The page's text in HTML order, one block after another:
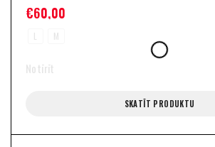
€60,00
L M
Notīrīt
SKATĪT PRODUKTU